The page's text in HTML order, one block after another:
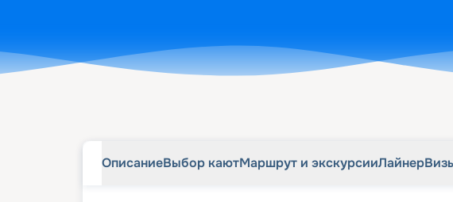
ОписаниеВыбор каютМаршрут и экскурсииЛайнер